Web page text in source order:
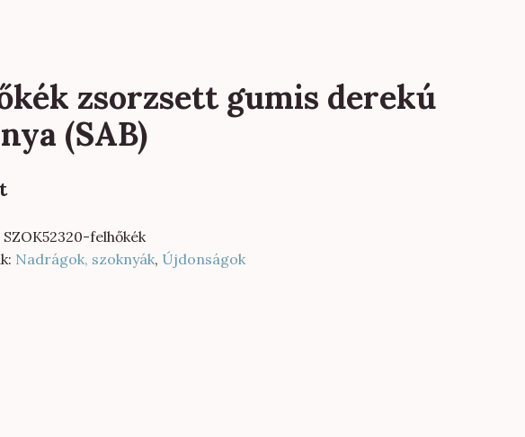
zsorzsett gumis derekú
(SAB)
SZOK52320-felhőkék
Nadrágok, szoknyák, Újdonságok